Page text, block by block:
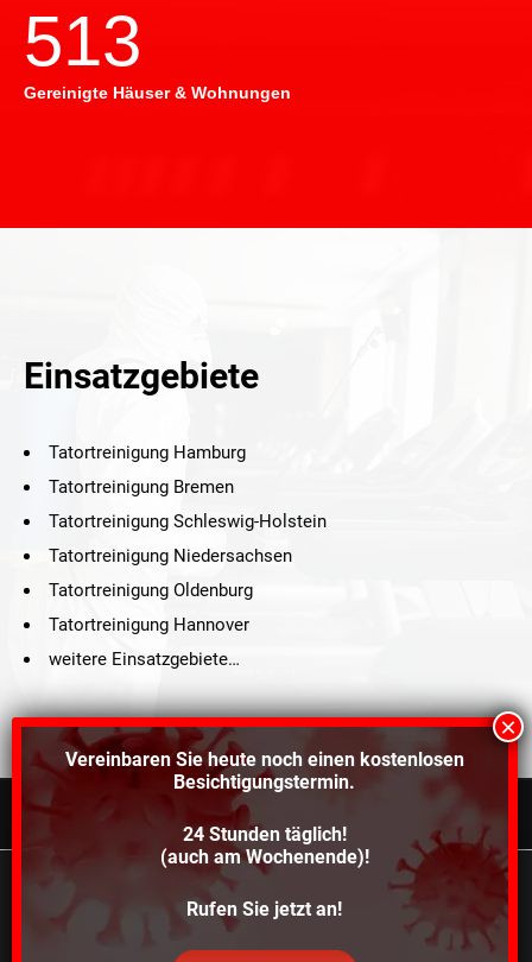
514
Gereinigte Häuser & Wohnungen
Einsatzgebiete
Tatortreinigung Hamburg
Tatortreinigung Bremen
Tatortreinigung Schleswig-Holstein
Tatortreinigung Niedersachsen
Tatortreinigung Oldenburg
Tatortreinigung Hannover
weitere Einsatzgebiete…
©2021 Schröders Service Team Nord, All Rights Reserved.
Schroeder Service Team Nord
Kontakt Impressum Datenschutz
Vereinbaren Sie heute noch einen kostenlosen
Besichtigungstermin.
24 Stunden täglich!
(auch am Wochenende)!
Rufen Sie jetzt an!
Wir verwenden Cookies, um dir die bestmögliche
Erfahrung auf unserer Website zu bieten.
Einstellungenkannst du erfahren, welche Cookies